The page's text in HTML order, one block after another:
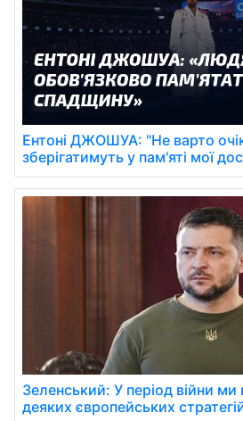
Ентоні ДЖОШУА: "Не варто
зберігатимуть у пам'яті мої
Зеленський: У період війни ми
деяких європейських